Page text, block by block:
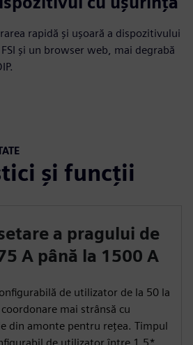
rapidă și ușoară a dispozitivului
FSI și un browser web, mai degrabă
și funcții
a pragului de
A până la 1500 A
de utilizator de la 50 la
mai strânsă cu
din amonte pentru rețea. Timpul
de utilizator între 1.5*